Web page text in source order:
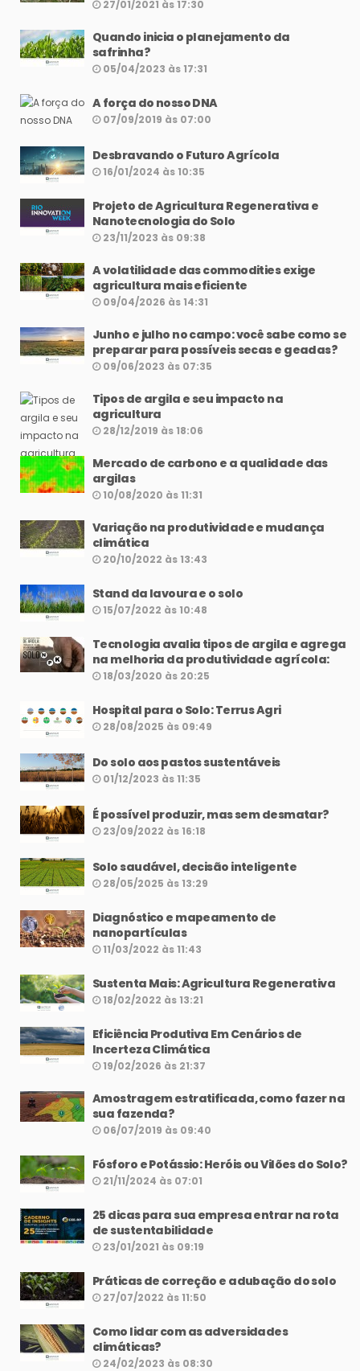
27/01/2021 às 17:30
Quando inicia o planejamento da
safrinha?
05/04/2023 às 17:31
A força do nosso DNA
07/09/2019 às 07:00
Desbravando o Futuro Agrícola
16/01/2024 às 10:35
Projeto de Agricultura Regenerativa e
Nanotecnologia do Solo
23/11/2023 às 09:38
A volatilidade das commodities exige
agricultura mais eficiente
09/04/2026 às 14:31
Junho e julho no campo: você sabe como se
preparar para possíveis secas e geadas?
09/06/2023 às 07:35
Tipos de argila e seu impacto na
agricultura
28/12/2019 às 18:06
Mercado de carbono e a qualidade das
argilas
10/08/2020 às 11:31
Variação na produtividade e mudança
climática
20/10/2022 às 13:43
Stand da lavoura e o solo
15/07/2022 às 10:48
Tecnologia avalia tipos de argila e agrega
na melhoria da produtividade agrícola:
18/03/2020 às 20:25
Hospital para o Solo: Terrus Agri
28/08/2025 às 09:49
Do solo aos pastos sustentáveis
01/12/2023 às 11:35
É possível produzir, mas sem desmatar?
23/09/2022 às 16:18
Solo saudável, decisão inteligente
28/05/2025 às 13:29
Diagnóstico e mapeamento de
nanopartículas
11/03/2022 às 11:43
Sustenta Mais: Agricultura Regenerativa
18/02/2022 às 13:21
Eficiência Produtiva Em Cenários de
Incerteza Climática
19/02/2026 às 21:37
Amostragem estratificada, como fazer na
sua fazenda?
06/07/2019 às 09:40
Fósforo e Potássio: Heróis ou Vilões do Solo?
21/11/2024 às 07:01
25 dicas para sua empresa entrar na rota
de sustentabilidade
23/01/2021 às 09:19
Práticas de correção e adubação do solo
27/07/2022 às 11:50
Como lidar com as adversidades
climáticas?
24/02/2023 às 08:30